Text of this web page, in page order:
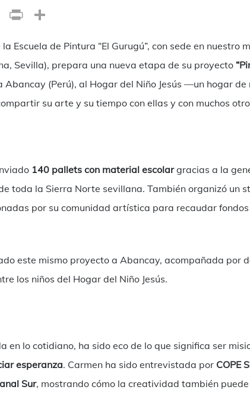
EmailPrint
Escuela de Pintura “El Gurugú”, con sede en nuestro
Sevilla), prepara una nueva etapa de su proyecto
Abancay (Perú), al Hogar del Niño Jesús —un hogar
su arte y su tiempo con ellas y con muchos
140 pallets con material escolargracias a la
toda la Sierra Norte sevillana. También organizó un
por su comunidad artística para recaudar fondos
este mismo proyecto a Abancay, acompañada por
los niños del Hogar del Niño Jesús.
en lo cotidiano, ha sido eco de lo que significa ser
esperanza. Carmen ha sido entrevistada por COPE
Sur, mostrando cómo la creatividad también